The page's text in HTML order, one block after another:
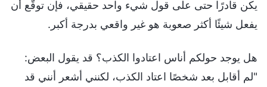
يكن قادرًا حتى على قول شيء واحد حقيقي، فإن توقُّع أن
يفعل شيئًا أكثر صعوبة هو غير واقعي بدرجة أكبر.
هل يوجد حولكم أناس اعتادوا الكذب؟ قد يقول البعض:
"لم أقابل بعد شخصًا اعتاد الكذب، لكنني أشعر أنني قد